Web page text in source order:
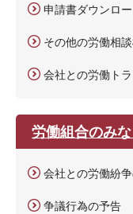
申請書ダウンロ
その他の労働相
会社との労働ト
労働組合のみ
会社との労働紛
争議行為の予告